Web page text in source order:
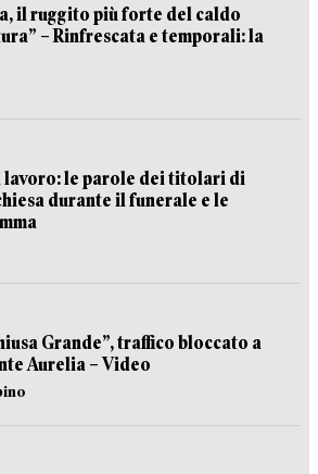
il ruggito più forte del caldo
– Rinfrescata e temporali: la
lavoro: le parole dei titolari di
durante il funerale e le
Grande”, traffico bloccato a
Aurelia – Video